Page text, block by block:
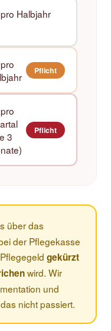
Halbjahr
Pflicht
3
Pflicht
über das
der Pflegekasse
gekürzt
wird. Wir
und
nicht passiert.